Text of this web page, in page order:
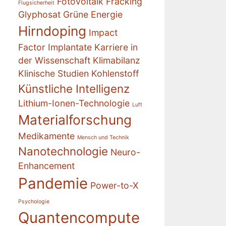
Flugsicherheit
Glyphosat Grüne Energie
Hirndoping Impact
Factor Implantate Karriere in
der Wissenschaft Klimabilanz
Klinische Studien Kohlenstoff
Künstliche Intelligenz
Lithium-Ionen-Technologie Luft
Materialforschung
Medikamente Mensch und Technik
Nanotechnologie Neuro-
Enhancement
Pandemie Power-to-X
Psychologie
Quantencompute